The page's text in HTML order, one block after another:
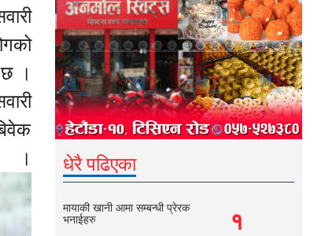
।
धेरै पढिएका
मायाकी खानी आमा सम्बन्धी प्रेरक
भनाईहरु
१